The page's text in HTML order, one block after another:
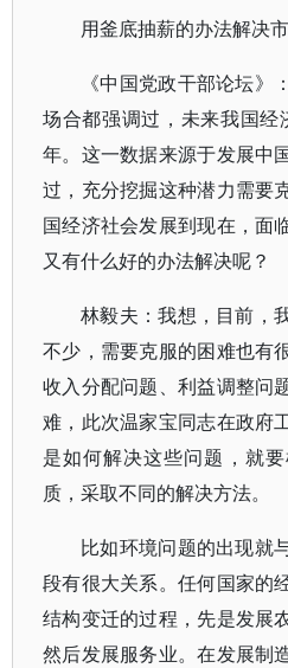
用釜底抽薪的办法解决
《中国党政干部论坛》
场合都强调过，未来我国经
年。这一数据来源于发展中
过，充分挖掘这种潜力需要
国经济社会发展到现在，面
又有什么好的办法解决呢？
林毅夫：我想，目前，
不少，需要克服的困难也有
收入分配问题、利益调整问
难，此次温家宝同志在政府
是如何解决这些问题，就
质，采取不同的解决方法。
比如环境问题的出现就
段有很大关系。任何国家的
结构变迁的过程，先是发展
然后发展服务业。在发展制